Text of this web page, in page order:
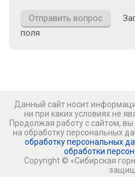
поля
Данный сайт носит
ни при каких условиях не
Продолжая работу с сайтом,
на обработку персональных
обработку персональных
обработки
Copyright © «Сибирская